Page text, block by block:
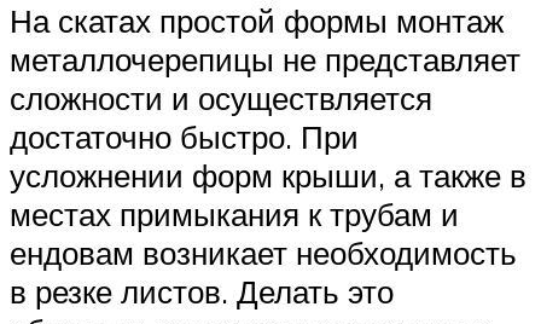
На скатах простой формы монтаж
металлочерепицы не представляет
сложности и осуществляется
достаточно быстро. При
усложнении форм крыши, а также в
местах примыкания к трубам и
ендовам возникает необходимость
в резке листов. Делать это